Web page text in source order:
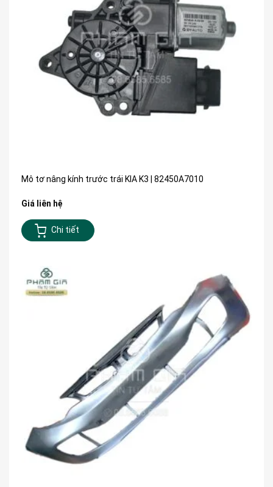
Mô tơ nâng kính trước trái KIA K3 | 82450A7010
Giá liên hệ
Chi tiết